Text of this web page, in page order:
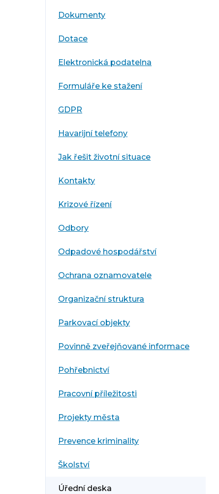
Dokumenty
Dotace
Elektronická podatelna
Formuláře ke stažení
GDPR
Havarijní telefony
Jak řešit životní situace
Kontakty
Krizové řízení
Odbory
Odpadové hospodářství
Ochrana oznamovatele
Organizační struktura
Parkovací objekty
Povinně zveřejňované informace
Pohřebnictví
Pracovní příležitosti
Projekty města
Prevence kriminality
Školství
Úřední deska